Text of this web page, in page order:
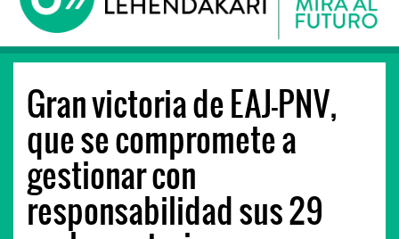
Gran victoria de EAJ-PNV,
que se compromete a
gestionar con
responsabilidad sus 29